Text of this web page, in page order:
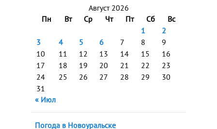
Август 2026
Пн
Вт Ср Чт Пт Сб
Вс
1
2
3
4 5 6 7 8
9
10
11 12 13 14 15
16
17
18 19 20 21 22
23
24
25 26 27 28 29
30
31
« Июл
Погода в Новоуральске